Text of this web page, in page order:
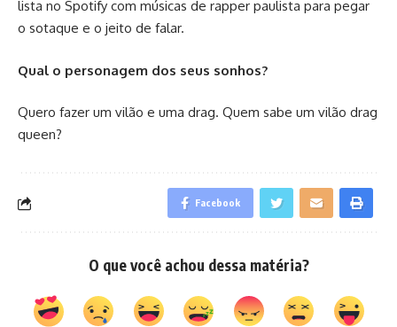
lista no Spotify com músicas de rapper paulista para pegar
o sotaque e o jeito de falar.
Qual o personagem dos seus sonhos?
Quero fazer um vilão e uma drag. Quem sabe um vilão drag
queen?
Facebook
O que você achou dessa matéria?